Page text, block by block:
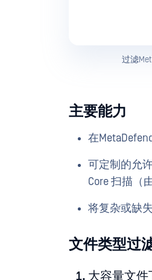
过滤
主要能力
在
可定制的允
Core 扫描（
将复杂或缺
文件类型过
大容量文件